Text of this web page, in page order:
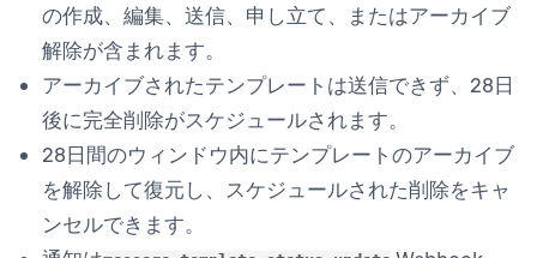
の作成、編集、送信、申し立て、またはアーカイブ
解除が含まれます。
アーカイブされたテンプレートは送信できず、28日
後に完全削除がスケジュールされます。
28日間のウィンドウ内にテンプレートのアーカイブ
を解除して復元し、スケジュールされた削除をキャ
ンセルできます。